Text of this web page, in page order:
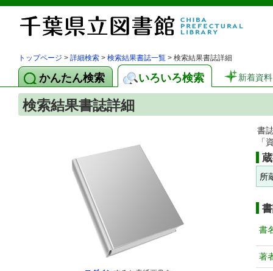
トップページ > 詳細検索 > 検索結果書誌一覧 > 検索結果書誌詳細
かんたん検索 いろいろ検索 新着資料
検索結果書誌詳細
書
「
所
書
著